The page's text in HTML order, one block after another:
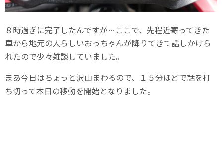
８時過ぎに完了したんですが…ここで、先程近寄ってきた
車から地元の人らしいおっちゃんが降りてきて話しかけら
れたので少々雑談していました。
まあ今日はちょっと沢山まわるので、１５分ほどで話を打
ち切って本日の移動を開始となりました。